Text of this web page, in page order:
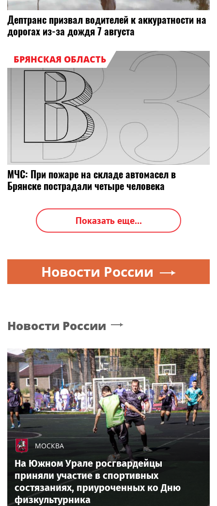
Дептранс призвал водителей к аккуратности на
дорогах из-за дождя 7 августа
БРЯНСКАЯ ОБЛАСТЬ
МЧС: При пожаре на складе автомасел в
Брянске пострадали четыре человека
Показать еще...
Новости России
Новости России
МОСКВА
На Южном Урале росгвардейцы
приняли участие в спортивных
состязаниях, приуроченных ко Дню
физкультурника